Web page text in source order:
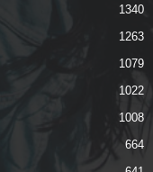
1340
1263
1079
1022
1008
664